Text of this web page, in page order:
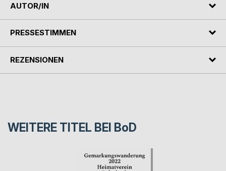
AUTOR/IN
PRESSESTIMMEN
REZENSIONEN
WEITERE TITEL BEI BoD